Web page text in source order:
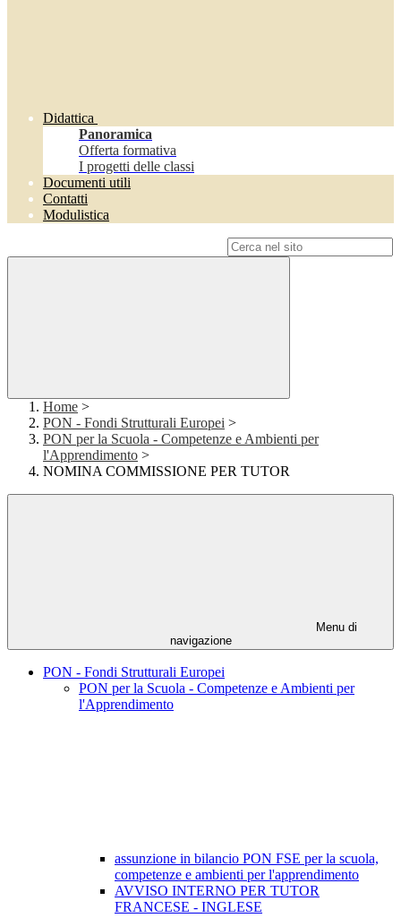
Didattica
Panoramica
Offerta formativa
I progetti delle classi
Documenti utili
Contatti
Modulistica
Home >
PON - Fondi Strutturali Europei >
PON per la Scuola - Competenze e Ambienti per
l'Apprendimento >
NOMINA COMMISSIONE PER TUTOR
Menu di
navigazione
PON - Fondi Strutturali Europei
PON per la Scuola - Competenze e Ambienti per
l'Apprendimento
assunzione in bilancio PON FSE per la scuola,
competenze e ambienti per l'apprendimento
AVVISO INTERNO PER TUTOR
FRANCESE - INGLESE